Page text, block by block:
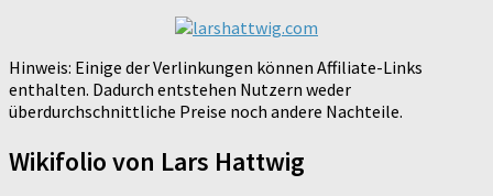
Hinweis: Einige der Verlinkungen können Affiliate-Links
enthalten. Dadurch entstehen Nutzern weder
überdurchschnittliche Preise noch andere Nachteile.
Wikifolio von Lars Hattwig